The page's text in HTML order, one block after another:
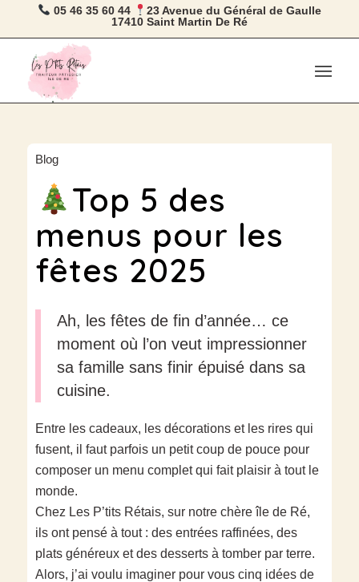
05 46 35 60 44
23 Avenue du Général de Gaulle
17410 Saint Martin De Ré
Blog
Top 5 des
menus pour les
fêtes 2025
Ah, les fêtes de fin d’année… ce
moment où l’on veut impressionner
sa famille sans finir épuisé dans sa
cuisine.
Entre les cadeaux, les décorations et les rires qui
fusent, il faut parfois un petit coup de pouce pour
composer un menu complet qui fait plaisir à tout le
monde.
Chez Les P’tits Rétais, sur notre chère île de Ré,
ils ont pensé à tout : des entrées raffinées, des
plats généreux et des desserts à tomber par terre.
Alors, j’ai voulu imaginer pour vous cinq idées de